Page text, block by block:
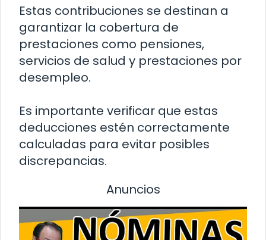
Estas contribuciones se destinan a
garantizar la cobertura de
prestaciones como pensiones,
servicios de salud y prestaciones por
desempleo.
Es importante verificar que estas
deducciones estén correctamente
calculadas para evitar posibles
discrepancias.
Anuncios